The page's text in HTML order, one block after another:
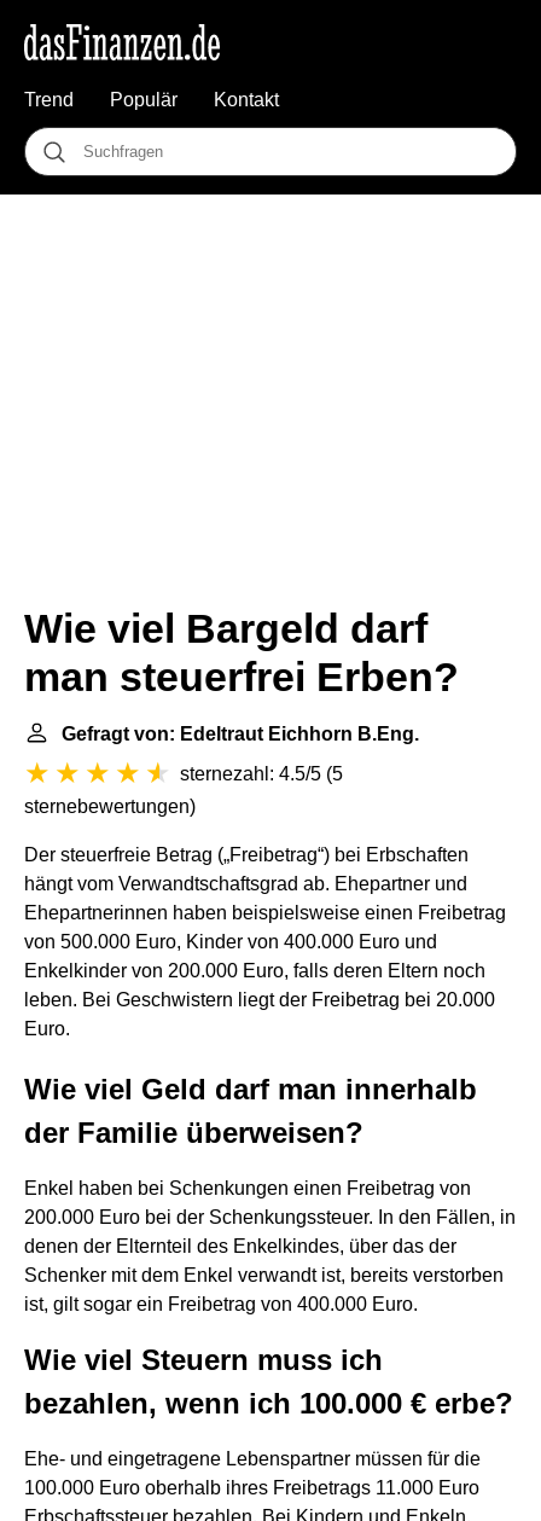
Trend Populär Kontakt
Wie viel Bargeld darf
man steuerfrei Erben?
Gefragt von: Edeltraut Eichhorn B.Eng.
sternezahl: 4.5/5 (5
sternebewertungen)
Der steuerfreie Betrag („Freibetrag“) bei Erbschaften
hängt vom Verwandtschaftsgrad ab. Ehepartner und
Ehepartnerinnen haben beispielsweise einen Freibetrag
von 500.000 Euro, Kinder von 400.000 Euro und
Enkelkinder von 200.000 Euro, falls deren Eltern noch
leben. Bei Geschwistern liegt der Freibetrag bei 20.000
Euro.
Wie viel Geld darf man innerhalb
der Familie überweisen?
Enkel haben bei Schenkungen einen Freibetrag von
200.000 Euro bei der Schenkungssteuer. In den Fällen, in
denen der Elternteil des Enkelkindes, über das der
Schenker mit dem Enkel verwandt ist, bereits verstorben
ist, gilt sogar ein Freibetrag von 400.000 Euro.
Wie viel Steuern muss ich
bezahlen, wenn ich 100.000 € erbe?
Ehe- und eingetragene Lebenspartner müssen für die
100.000 Euro oberhalb ihres Freibetrags 11.000 Euro
Erbschaftssteuer bezahlen. Bei Kindern und Enkeln,